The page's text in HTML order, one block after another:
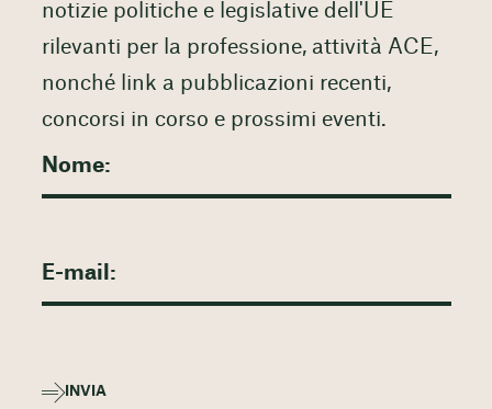
notizie politiche e legislative dell'UE
rilevanti per la professione, attività ACE,
nonché link a pubblicazioni recenti,
concorsi in corso e prossimi eventi.
INVIA